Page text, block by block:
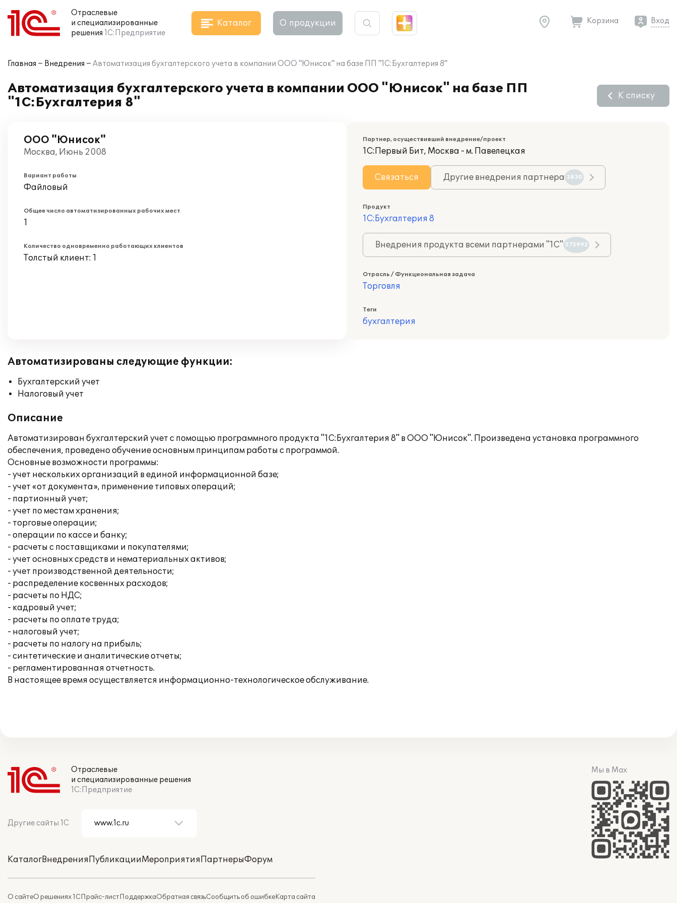
Отраслевые
и специализированные
решения 1С:Предприятие
Каталог О продукции Корзина Вход
Главная Внедрения Автоматизация бухгалтерского учета в компании ООО "Юнисок" на базе ПП "1С:Бухгалтерия 8"
Автоматизация бухгалтерского учета в компании ООО "Юнисок" на базе ПП
"1С:Бухгалтерия 8"
К списку
ООО "Юнисок"
Москва, Июнь 2008
Вариант работы
Файловый
Общее число автоматизированных рабочих мест
1
Количество одновременно работающих клиентов
Толстый клиент: 1
Партнер, осуществивший внедрение/проект
1С:Первый Бит, Москва - м. Павелецкая
Связаться Другие внедрения партнера 3830
Продукт
1С:Бухгалтерия 8
Внедрения продукта всеми партнерами "1С" 575993
Отрасль / Функциональная задача
Торговля
Теги
бухгалтерия
Автоматизированы следующие функции:
Бухгалтерский учет
Налоговый учет
Описание
Автоматизирован бухгалтерский учет с помощью программного продукта "1С:Бухгалтерия 8" в ООО "Юнисок". Произведена установка программного
обеспечения, проведено обучение основным принципам работы с программой.
Основные возможности программы:
- учет нескольких организаций в единой информационной базе;
- учет «от документа», применение типовых операций;
- партионный учет;
- учет по местам хранения;
- торговые операции;
- операции по кассе и банку;
- расчеты с поставщиками и покупателями;
- учет основных средств и нематериальных активов;
- учет производственной деятельности;
- распределение косвенных расходов;
- расчеты по НДС;
- кадровый учет;
- расчеты по оплате труда;
- налоговый учет;
- расчеты по налогу на прибыль;
- синтетические и аналитические отчеты;
- регламентированная отчетность.
В настоящее время осуществляется информационно-технологическое обслуживание.
Отраслевые
и специализированные решения
1С:Предприятие
Другие сайты 1С
КаталогВнедренияПубликацииМероприятияПартнерыФорум
О сайтеО решениях 1СПрайс-листПоддержкаОбратная связьСообщить об ошибкеКарта сайта
Мы в Max